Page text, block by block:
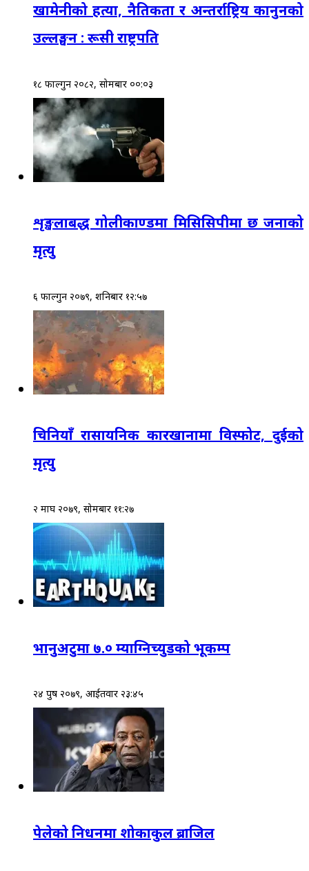
खामेनीको हत्या, नैतिकता र अन्तर्राष्ट्रिय कानुनको
उल्लङ्घन : रूसी राष्ट्रपति
१८ फाल्गुन २०८२, सोमबार ००:०३
शृङ्खलाबद्ध गोलीकाण्डमा मिसिसिपीमा छ जनाको
मृत्यु
६ फाल्गुन २०७९, शनिबार १२:५७
चिनियाँ रासायनिक कारखानामा विस्फोट, दुईको
मृत्यु
२ माघ २०७९, सोमबार ११:२७
भानुअटुमा ७.० म्याग्निच्युडको भूकम्प
२४ पुष २०७९, आईतवार २३:४५
पेलेको निधनमा शोकाकुल ब्राजिल